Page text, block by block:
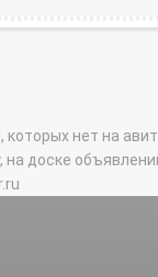
нет на
на доске